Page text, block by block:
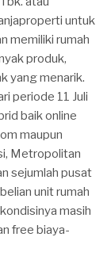
untuk
memiliki rumah
produk,
yang menarik.
periode 11 Juli
baik online
maupun
Metropolitan
sejumlah pusat
unit rumah
masih
free biaya-